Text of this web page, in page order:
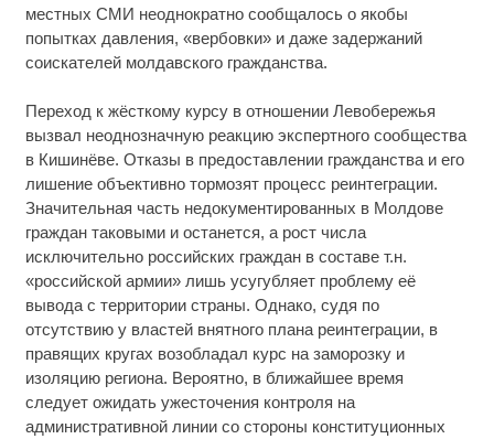
местных СМИ неоднократно сообщалось о якобы
попытках давления, «вербовки» и даже задержаний
соискателей молдавского гражданства.
Переход к жёсткому курсу в отношении Левобережья
вызвал неоднозначную реакцию экспертного сообщества
в Кишинёве. Отказы в предоставлении гражданства и его
лишение объективно тормозят процесс реинтеграции.
Значительная часть недокументированных в Молдове
граждан таковыми и останется, а рост числа
исключительно российских граждан в составе т.н.
«российской армии» лишь усугубляет проблему её
вывода с территории страны. Однако, судя по
отсутствию у властей внятного плана реинтеграции, в
правящих кругах возобладал курс на заморозку и
изоляцию региона. Вероятно, в ближайшее время
следует ожидать ужесточения контроля на
административной линии со стороны конституционных